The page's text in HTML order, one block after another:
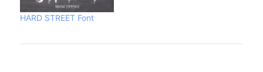
HARD STREET Font